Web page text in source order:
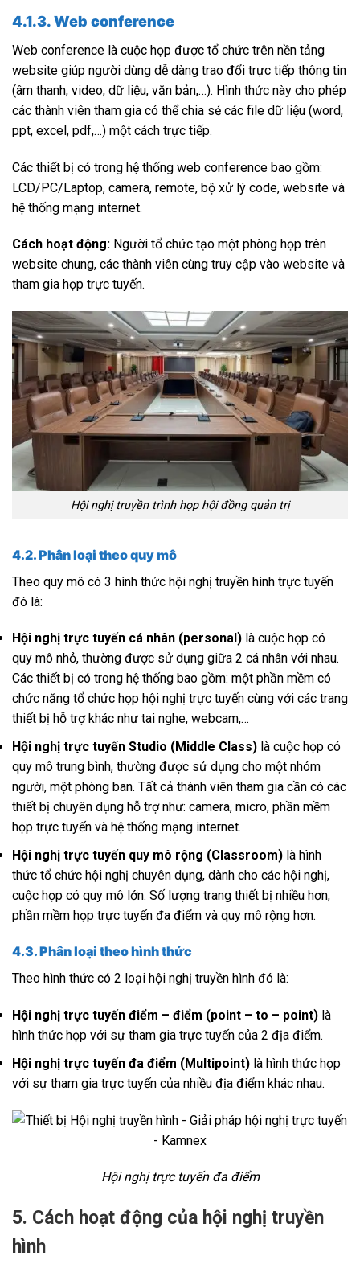
4.1.3. Web conference
Web conference là cuộc họp được tổ chức trên nền tảng
website giúp người dùng dễ dàng trao đổi trực tiếp thông tin
(âm thanh, video, dữ liệu, văn bản,…). Hình thức này cho phép
các thành viên tham gia có thể chia sẻ các file dữ liệu (word,
ppt, excel, pdf,…) một cách trực tiếp.
Các thiết bị có trong hệ thống web conference bao gồm:
LCD/PC/Laptop, camera, remote, bộ xử lý code, website và
hệ thống mạng internet.
Cách hoạt động: Người tổ chức tạo một phòng họp trên
website chung, các thành viên cùng truy cập vào website và
tham gia họp trực tuyến.
Hội nghị truyền trình họp hội đồng quản trị
4.2. Phân loại theo quy mô
Theo quy mô có 3 hình thức hội nghị truyền hình trực tuyến
đó là:
Hội nghị trực tuyến cá nhân (personal) là cuộc họp có
quy mô nhỏ, thường được sử dụng giữa 2 cá nhân với nhau.
Các thiết bị có trong hệ thống bao gồm: một phần mềm có
chức năng tổ chức họp hội nghị trực tuyến cùng với các trang
thiết bị hỗ trợ khác như tai nghe, webcam,…
Hội nghị trực tuyến Studio (Middle Class) là cuộc họp có
quy mô trung bình, thường được sử dụng cho một nhóm
người, một phòng ban. Tất cả thành viên tham gia cần có các
thiết bị chuyên dụng hỗ trợ như: camera, micro, phần mềm
họp trực tuyến và hệ thống mạng internet.
Hội nghị trực tuyến quy mô rộng (Classroom) là hình
thức tổ chức hội nghị chuyên dụng, dành cho các hội nghị,
cuộc họp có quy mô lớn. Số lượng trang thiết bị nhiều hơn,
phần mềm họp trực tuyến đa điểm và quy mô rộng hơn.
4.3. Phân loại theo hình thức
Theo hình thức có 2 loại hội nghị truyền hình đó là:
Hội nghị trực tuyến điểm – điểm (point – to – point) là
hình thức họp với sự tham gia trực tuyến của 2 địa điểm.
Hội nghị trực tuyến đa điểm (Multipoint) là hình thức họp
với sự tham gia trực tuyến của nhiều địa điểm khác nhau.
Hội nghị trực tuyến đa điểm
5. Cách hoạt động của hội nghị truyền
hình